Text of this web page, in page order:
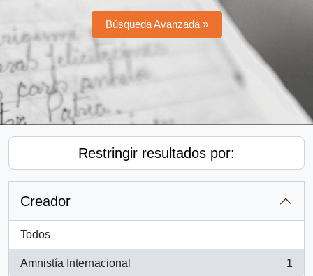
Búsqueda Avanzada »
Restringir resultados por:
Creador
Todos
Amnistía Internacional
, 1 resultados
1